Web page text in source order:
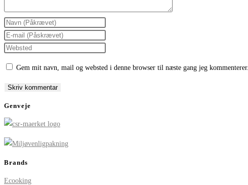
Enter
your
name
to
Enter
your
to
Enter
URL
Gem mit navn, mail og websted i denne browser til næste gang jeg kommenterer.
Genveje
Brands
Ecooking